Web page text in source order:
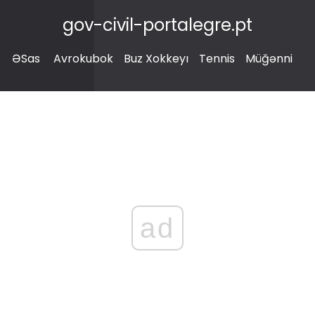
gov-civil-portalegre.pt
ƏSas Avrokubok Buz Xokkeyı Tennis Müğənni
ad